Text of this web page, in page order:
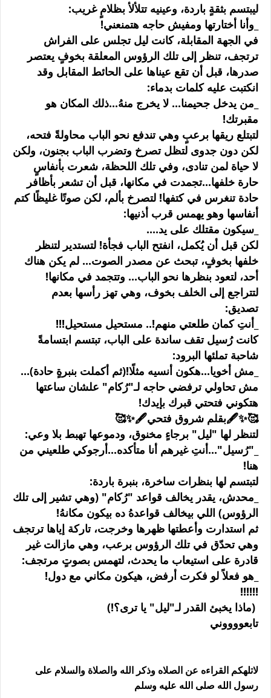
ليبتسم بثقةٍ باردة، وعينيه تتلألأ بظلامٍ غريب:
_وأنا أختارتها ومفيش حاجه هتمنعني!
في الجهة المقابلة، كانت ليل تجلس على الفراش
ترتجف، تنظر إلى تلك الرؤوس المعلقة بخوفٍ يعتصر
صدرها، قبل أن تقع عيناها على الحائط المقابل وقد
انكتبت عليه كلمات بدماء:
_من يدخل جحيمنا... لا يخرج منهُ...ذلك المكان هو
مقبرتك!
لتبتلع ريقها برعبٍ وهي تندفع نحو الباب محاولةً فتحه،
لكن دون جدوى لتظل تصرخ وتضرب الباب بجنون، ولكن
لا حياة لمن تنادى، وفي تلك اللحظة، شعرت بأنفاسٍ
حارة خلفها...تجمدت في مكانها، قبل أن تشعر بأظافر
حادة تنغرس في كتفها! لتصرخ بألم، لكن صوتًا غليظًا كتم
أنفاسها وهو يهمس قرب أذنيها:
_سيكون مقتلك على يد....
لكن قبل أن يُكمل، انفتح الباب فجأة! لتستدير لتنظر
خلفها بخوفٍ، تبحث عن مصدر الصوت... لم يكن هناك
أحد، لتعود بنظرها نحو الباب... وتتجمد في مكانها!
لتتراجع إلى الخلف بخوف، وهي تهز رأسها بعدم
تصديق:
_أنتِ كمان طلعتي منهم!.. مستحيل مستحيل!!!
كانت رُسيل تقف ساندة على الباب، تبتسم ابتسامةً
شاحبة تملئها البرود:
_مش أخويا...هكون أنسيه مثلًا!(ثم أكملت بنبرةٍ حادة)...
مش تحاولي ترفضي حاجه لـ"رُكام" علشان ساعتها
هتكوني فتحتي قبرك بإيدك!
🥰✨🖋بقلم شروق فتحي🖋✨🥰
لتنظر لها "ليل" برجاءٍ مخنوق، ودموعها تهبط بلا وعي:
_"رُسيل"...أنتِ غيرهم أنا متأكده...أرجوكي طلعيني من
هنا!
لتبتسم لها بنظرات ساخرة، بنبرة باردة:
_محدش، يقدر يخالف قواعد "رُكام" (وهي تشير إلى تلك
الرؤوس) اللي بيخالف قواعدهُ ده بيكون مكانهُ!
ثم استدارت وأعطتها ظهرها وخرجت، تاركة إياها ترتجف
وهي تحدّق في تلك الرؤوس برعب، وهي مازالت غير
قادرة على استيعاب ما يحدث، لتهمس بصوتٍ مرتجف:
_هو فعلاً لو فكرت أرفض، هيكون مكاني مع دول!
!!!!!!
(ماذا يخبئ القدر لـ"ليل" يا ترى؟!)
تابعووووني
لاتلهكم القراءه عن الصلاه وذكر الله والصلاة والسلام على
رسول الله صلى الله عليه وسلم